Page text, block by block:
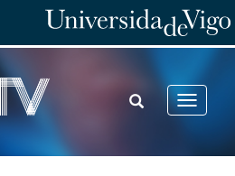
Toggle
TOGGLE
SEARCH